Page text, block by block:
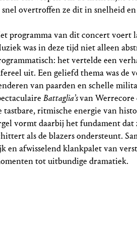
snel overtroffen ze dit in snelheid
programma van dit concert voert
was in deze tijd niet alleen
het vertelde een
uit. Een geliefd thema was de
van paarden en schelle
Battaglia’svan Werrecore
tastbare, ritmische energie van
vormt daarbij het fundament dat
als de blazers ondersteunt.
en afwisselend klankpalet van
tot uitbundige dramatiek.